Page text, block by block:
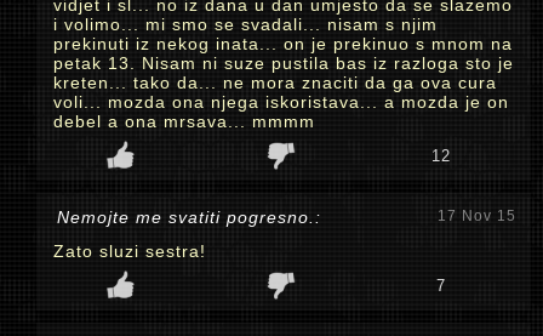
vidjet i sl... no iz dana u dan umjesto da se slazemo
i volimo... mi smo se svadali... nisam s njim
prekinuti iz nekog inata... on je prekinuo s mnom na
petak 13. Nisam ni suze pustila bas iz razloga sto je
kreten... tako da... ne mora znaciti da ga ova cura
voli... mozda ona njega iskoristava... a mozda je on
debel a ona mrsava... mmmm
12
Nemojte me svatiti pogresno.: 17 Nov 15
Zato sluzi sestra!
7